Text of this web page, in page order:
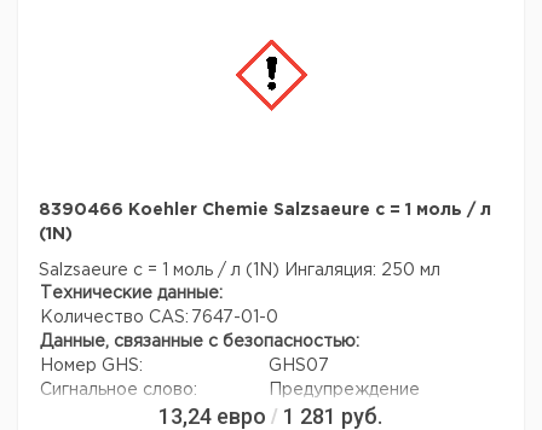
8390466 Koehler Chemie Salzsaeure c = 1 моль / л
(1N)
Salzsaeure c = 1 моль / л (1N)
Ингаляция: 250 мл
Технические данные:
Количество CAS: 7647-01-0
Данные, связанные с безопасностью:
Номер GHS:
GHS07
Сигнальное слово:
Предупреждение
Формулировки опасности: H290
13,24 евро / 1 281 руб.